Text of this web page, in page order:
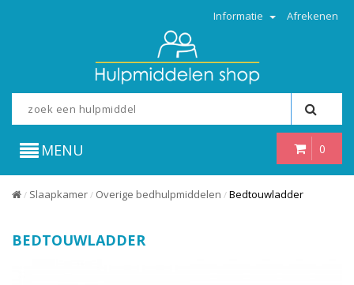
Informatie Afrekenen
0
MENU
/ Slaapkamer / Overige bedhulpmiddelen / Bedtouwladder
BEDTOUWLADDER